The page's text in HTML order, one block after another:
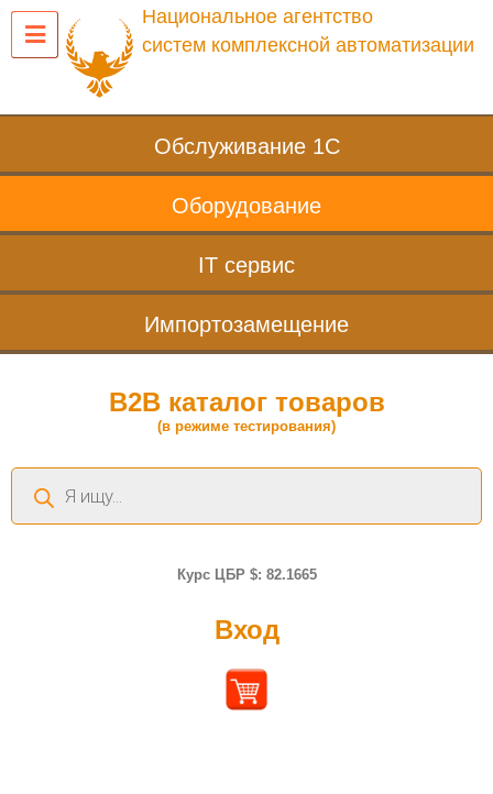
Национальное агентство
систем комплексной автоматизации
Обслуживание 1С
Оборудование
IT сервис
Импортозамещение
B2B каталог товаров
(в режиме тестирования)
Поиск
товаров
Курс ЦБР $: 82.1665
Вход